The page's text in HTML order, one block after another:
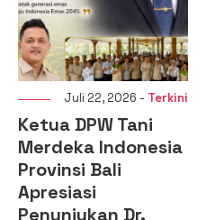
Juli 22, 2026 - Terkini
Ketua DPW Tani
Merdeka Indonesia
Provinsi Bali
Apresiasi
Penunjukan Dr.